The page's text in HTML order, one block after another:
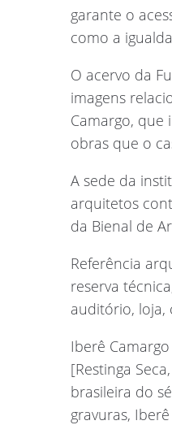
garante o
como a
O acervo da
imagens
Camargo, que
obras que o
A sede da
arquitetos
da Bienal de
Referência
reserva
auditório, loja,
Iberê Camargo
[Restinga
brasileira do
gravuras,